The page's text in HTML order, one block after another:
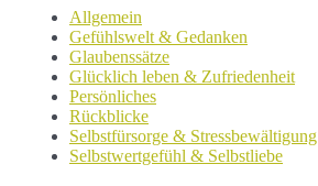
Allgemein
Gefühlswelt & Gedanken
Glaubenssätze
Glücklich leben & Zufriedenheit
Persönliches
Rückblicke
Selbstfürsorge & Stressbewältigung
Selbstwertgefühl & Selbstliebe